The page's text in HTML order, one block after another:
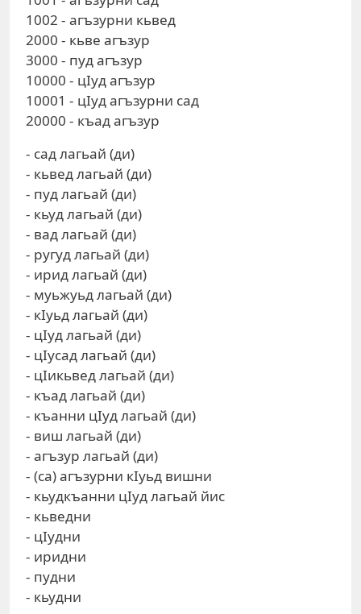
1002 - агъзурни кьвед
2000 - кьве агъзур
3000 - пуд агъзур
10000 - цIуд агъзур
10001 - цIуд агъзурни сад
20000 - къад агъзур
- сад лагьай (ди)
- кьвед лагьай (ди)
- пуд лагьай (ди)
- кьуд лагьай (ди)
- вад лагьай (ди)
- ругуд лагьай (ди)
- ирид лагьай (ди)
- муьжуьд лагьай (ди)
- кIуьд лагьай (ди)
- цIуд лагьай (ди)
- цIусад лагьай (ди)
- цIикьвед лагьай (ди)
- къад лагьай (ди)
- къанни цIуд лагьай (ди)
- виш лагьай (ди)
- агъзур лагьай (ди)
- (са) агъзурни кIуьд вишни
- кьудкъанни цIуд лагьай йис
- кьведни
- цIудни
- иридни
- пудни
- кьудни